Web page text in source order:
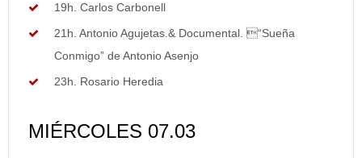
19h. Carlos Carbonell
21h. Antonio Agujetas.& Documental. “Sueña
Conmigo” de Antonio Asenjo
23h. Rosario Heredia
MIÉRCOLES 07.03